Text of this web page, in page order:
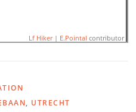
Centraal) (13,6km)
Lf Hiker| E.Pointal contributor
, UTRECHT